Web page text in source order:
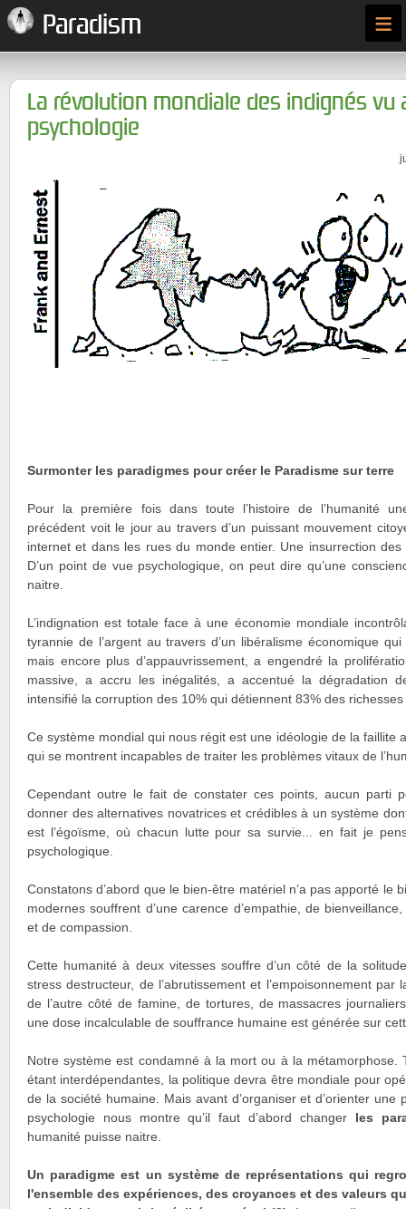
Paradism ≡
La révolution mondiale des indignés vu
psychologie
Surmonter les paradigmes pour créer le Paradisme sur terre
Pour la première fois dans toute l’histoire de l’humanité
précédent voit le jour au travers d’un puissant mouvement
internet et dans les rues du monde entier. Une insurrection
D’un point de vue psychologique, on peut dire qu’une
naitre.
L’indignation est totale face à une économie mondiale
tyrannie de l’argent au travers d’un libéralisme économique
mais encore plus d’appauvrissement, a engendré la
massive, a accru les inégalités, a accentué la dégradation
intensifié la corruption des 10% qui détiennent 83% des
Ce système mondial qui nous régit est une idéologie de la faillite
qui se montrent incapables de traiter les problèmes vitaux de
Cependant outre le fait de constater ces points, aucun parti
donner des alternatives novatrices et crédibles à un système
est l’égoïsme, où chacun lutte pour sa survie... en fait je
psychologique.
Constatons d’abord que le bien-être matériel n’a pas apporté le
modernes souffrent d’une carence d’empathie, de
et de compassion.
Cette humanité à deux vitesses souffre d’un côté de la
stress destructeur, de l’abrutissement et l’empoisonnement
de l’autre côté de famine, de tortures, de massacres
une dose incalculable de souffrance humaine est générée sur
Notre système est condamné à la mort ou à la métamorphose.
étant interdépendantes, la politique devra être mondiale pour
de la société humaine. Mais avant d’organiser et d’orienter une
psychologie nous montre qu’il faut d’abord changer les
humanité puisse naitre.
Un paradigme est un système de représentations qui
l'ensemble des expériences, des croyances et des valeurs